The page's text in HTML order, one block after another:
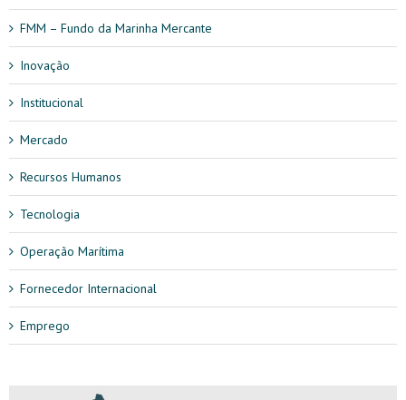
FMM – Fundo da Marinha Mercante
Inovação
Institucional
Mercado
Recursos Humanos
Tecnologia
Operação Marítima
Fornecedor Internacional
Emprego